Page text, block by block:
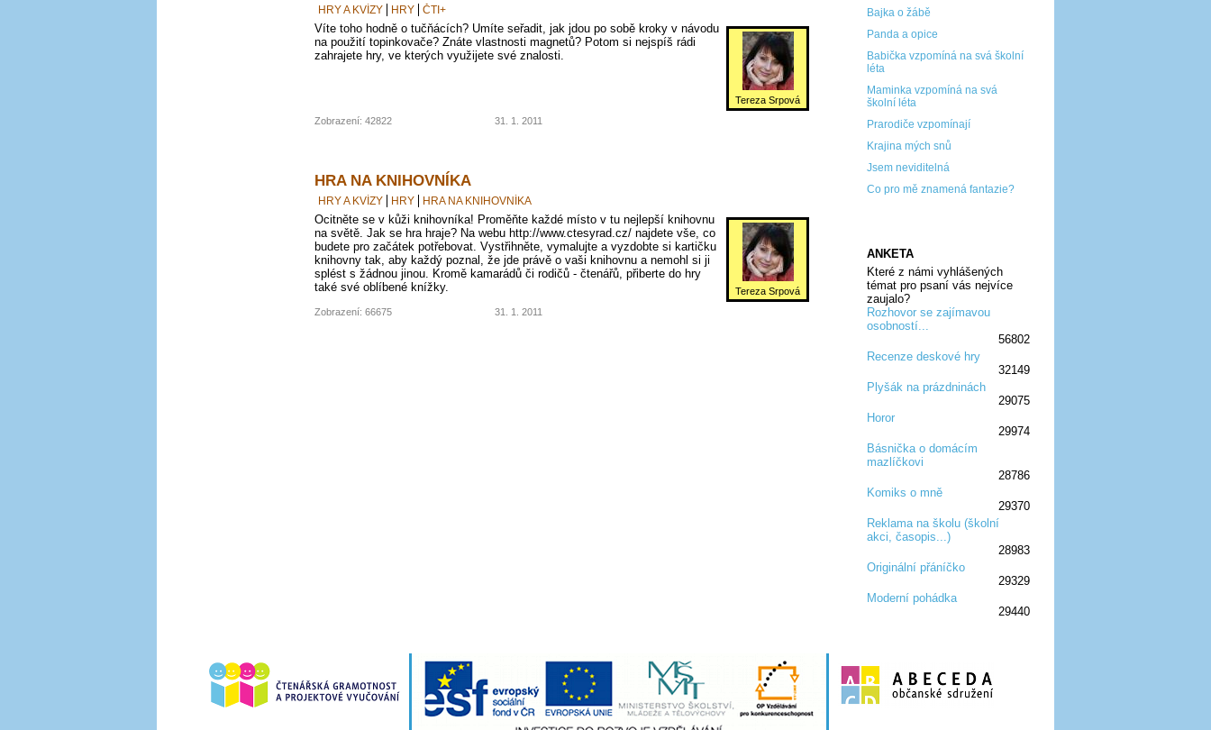
Bajka o žábě
Panda a opice
Babička vzpomíná na svá školní
léta
Maminka vzpomíná na svá
školní léta
Prarodiče vzpomínají
Krajina mých snů
Jsem neviditelná
Co pro mě znamená fantazie?
ANKETA
Které z námi vyhlášených
témat pro psaní vás nejvíce
zaujalo?
Rozhovor se zajímavou
osobností...
56802
Recenze deskové hry
32149
Plyšák na prázdninách
29075
Horor
29974
Básnička o domácím
mazlíčkovi
28786
Komiks o mně
29370
:D
Reklama na školu (školní
akci, časopis...)
28983
Originální přáníčko
29329
Moderní pohádka
29440
HRY A KVÍZY HRY ČTI+
Tereza Srpová
Víte toho hodně o tučňácích? Umíte seřadit, jak jdou po sobě kroky v návodu
na použití topinkovače? Znáte vlastnosti magnetů? Potom si nejspíš rádi
zahrajete hry, ve kterých využijete své znalosti.
Zobrazení: 42822 31. 1. 2011
HRA NA KNIHOVNÍKA
HRY A KVÍZY HRY HRA NA KNIHOVNÍKA
Tereza Srpová
Ocitněte se v kůži knihovníka! Proměňte každé místo v tu nejlepší knihovnu
na světě. Jak se hra hraje? Na webu http://www.ctesyrad.cz/ najdete vše, co
budete pro začátek potřebovat. Vystřihněte, vymalujte a vyzdobte si kartičku
knihovny tak, aby každý poznal, že jde právě o vaši knihovnu a nemohl si ji
splést s žádnou jinou. Kromě kamarádů či rodičů - čtenářů, přiberte do hry
také své oblíbené knížky.
Zobrazení: 66675 31. 1. 2011